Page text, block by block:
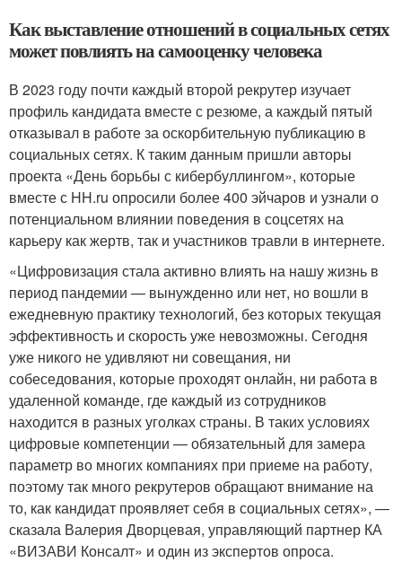
Как выставление отношений в социальных сетях
может повлиять на самооценку человека
В 2023 году почти каждый второй рекрутер изучает
профиль кандидата вместе с резюме, а каждый пятый
отказывал в работе за оскорбительную публикацию в
социальных сетях. К таким данным пришли авторы
проекта «День борьбы с кибербуллингом», которые
вместе с HH.ru опросили более 400 эйчаров и узнали о
потенциальном влиянии поведения в соцсетях на
карьеру как жертв, так и участников травли в интернете.
«Цифровизация стала активно влиять на нашу жизнь в
период пандемии — вынужденно или нет, но вошли в
ежедневную практику технологий, без которых текущая
эффективность и скорость уже невозможны. Сегодня
уже никого не удивляют ни совещания, ни
собеседования, которые проходят онлайн, ни работа в
удаленной команде, где каждый из сотрудников
находится в разных уголках страны. В таких условиях
цифровые компетенции — обязательный для замера
параметр во многих компаниях при приеме на работу,
поэтому так много рекрутеров обращают внимание на
то, как кандидат проявляет себя в социальных сетях», —
сказала Валерия Дворцевая, управляющий партнер КА
«ВИЗАВИ Консалт» и один из экспертов опроса.